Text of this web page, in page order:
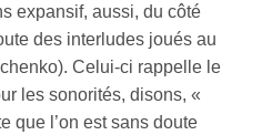
expansif, aussi, du côté
des interludes joués au
Celui-ci rappelle le
les sonorités, disons, «
que l’on est sans doute